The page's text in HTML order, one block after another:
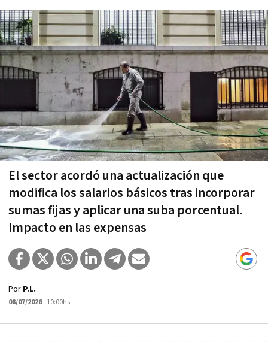
El sector acordó una actualización que
modifica los salarios básicos tras incorporar
sumas fijas y aplicar una suba porcentual.
Impacto en las expensas
Por P.L.
08/07/2026- 10:00hs